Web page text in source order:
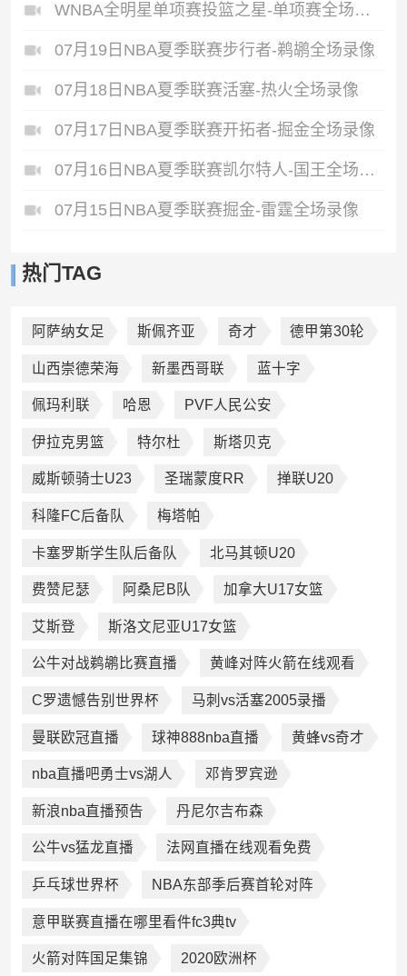
WNBA全明星单项赛投篮之星-单项赛全场录像
07月19日NBA夏季联赛步行者-鹈鹕全场录像
07月18日NBA夏季联赛活塞-热火全场录像
07月17日NBA夏季联赛开拓者-掘金全场录像
07月16日NBA夏季联赛凯尔特人-国王全场录像
07月15日NBA夏季联赛掘金-雷霆全场录像
热门TAG
阿萨纳女足 斯佩齐亚 奇才 德甲第30轮
山西崇德荣海 新墨西哥联 蓝十字
佩玛利联 哈恩 PVF人民公安
伊拉克男篮 特尔杜 斯塔贝克
威斯顿骑士U23 圣瑞蒙度RR 掸联U20
科隆FC后备队 梅塔帕
卡塞罗斯学生队后备队 北马其顿U20
费赞尼瑟 阿桑尼B队 加拿大U17女篮
艾斯登 斯洛文尼亚U17女篮
公牛对战鹈鹕比赛直播 黄峰对阵火箭在线观看
C罗遗憾告别世界杯 马刺vs活塞2005录播
曼联欧冠直播 球神888nba直播 黄蜂vs奇才
nba直播吧勇士vs湖人 邓肯罗宾逊
新浪nba直播预告 丹尼尔吉布森
公牛vs猛龙直播 法网直播在线观看免费
乒乓球世界杯 NBA东部季后赛首轮对阵
意甲联赛直播在哪里看件fc3典tv
火箭对阵国足集锦 2020欧洲杯